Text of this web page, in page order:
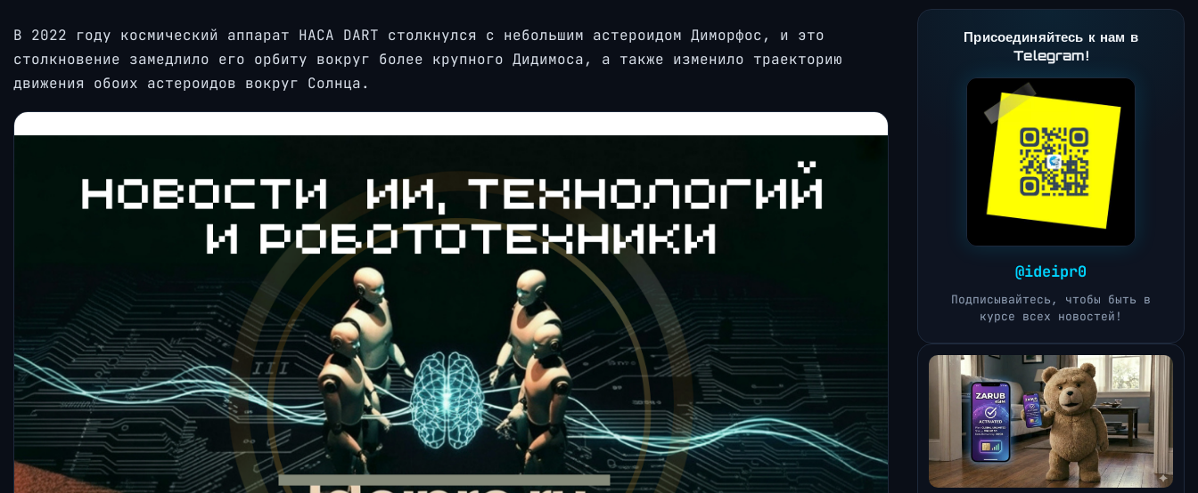
В 2022 году космический аппарат НАСА DART столкнулся с небольшим астероидом Диморфос, и это
столкновение замедлило его орбиту вокруг более крупного Дидимоса, а также изменило траекторию
движения обоих астероидов вокруг Солнца.
Присоединяйтесь к нам в
Telegram!
@ideipr0
Подписывайтесь, чтобы быть в
курсе всех новостей!